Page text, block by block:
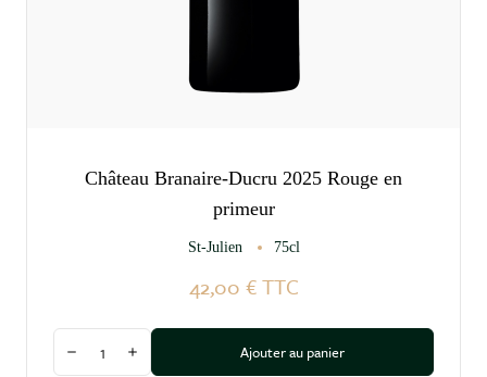
Château Branaire-Ducru 2025 Rouge en
primeur
St-Julien 75cl
42,00 € TTC
Diminuer la quantité
Augmenter la quantitéAjouter au panier